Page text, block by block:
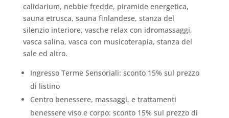
calidarium, nebbie fredde, piramide energetica,
sauna etrusca, sauna finlandese, stanza del
silenzio interiore, vasche relax con idromassaggi,
vasca salina, vasca con musicoterapia, stanza del
sale ed altro.
Ingresso Terme Sensoriali: sconto 15% sul prezzo
di listino
Centro benessere, massaggi, e trattamenti
benessere viso e corpo: sconto 15% sul prezzo di